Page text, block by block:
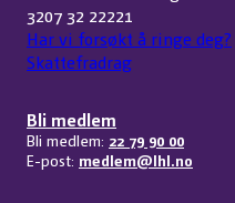
3207 32 22221
Har vi forsøkt å ringe deg?
Skattefradrag
Bli medlem
Bli medlem: 22 79 90 00
E-post: medlem@lhl.no